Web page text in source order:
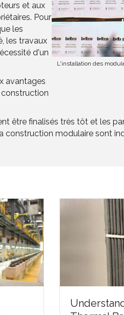
et aux
Pour
les
les travaux
d'un
avantages
L'installation des
être finalisés très tôt et les
modulaire sont